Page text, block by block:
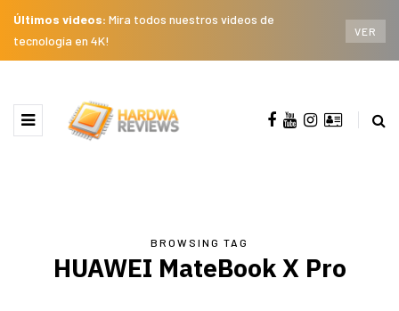
Últimos videos: Mira todos nuestros videos de
tecnología en 4K!
VER
BROWSING TAG
HUAWEI MateBook X Pro